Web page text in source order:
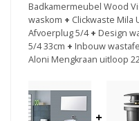
Badkamermeubel Wood
waskom + Clickwaste Mila
Afvoerplug 5/4 + Design
5/4 33cm + Inbouw
Aloni Mengkraan uitloop
+